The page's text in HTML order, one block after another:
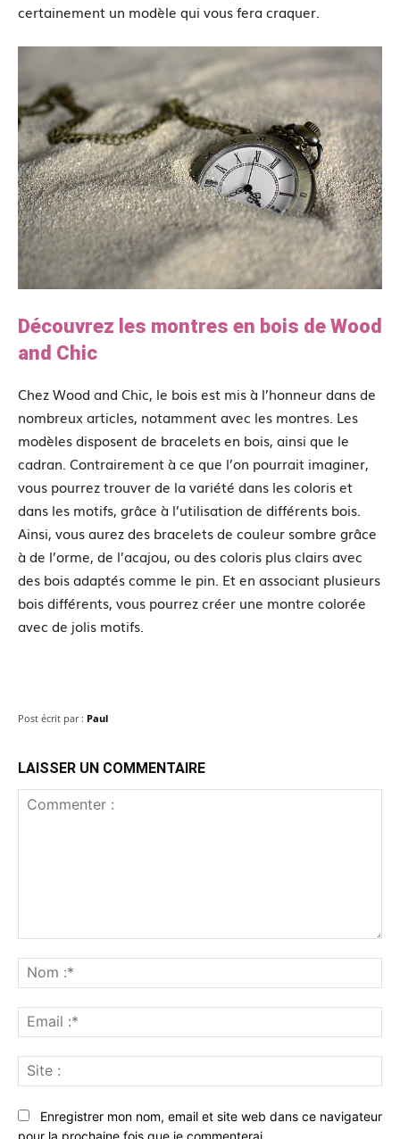
certainement un modèle qui vous fera craquer.
Découvrez les montres en bois de Wood
and Chic
Chez Wood and Chic, le bois est mis à l’honneur dans de
nombreux articles, notamment avec les montres. Les
modèles disposent de bracelets en bois, ainsi que le
cadran. Contrairement à ce que l’on pourrait imaginer,
vous pourrez trouver de la variété dans les coloris et
dans les motifs, grâce à l’utilisation de différents bois.
Ainsi, vous aurez des bracelets de couleur sombre grâce
à de l’orme, de l’acajou, ou des coloris plus clairs avec
des bois adaptés comme le pin. Et en associant plusieurs
bois différents, vous pourrez créer une montre colorée
avec de jolis motifs.
Post écrit par : Paul
LAISSER UN COMMENTAIRE
:*
:*
:
Enregistrer mon nom, email et site web dans ce navigateur
pour la prochaine fois que je commenterai.